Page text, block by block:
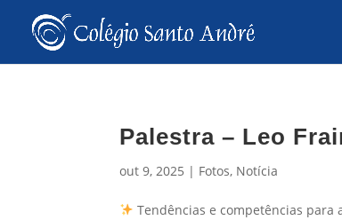
Palestra – Leo
out 9, 2025 | Fotos, Notícia
Tendências e competências para